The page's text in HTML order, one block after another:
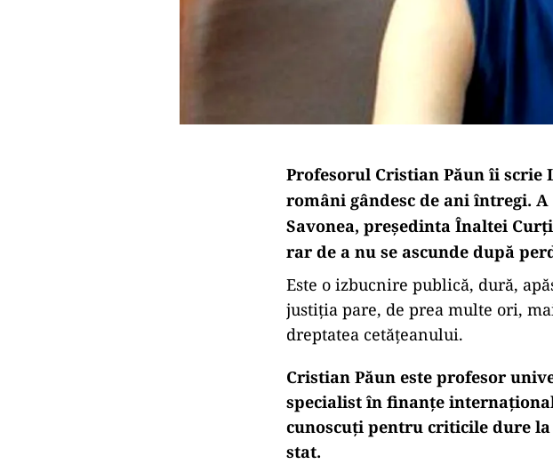
Profesorul Cristian Păun îi scrie
români gândesc de ani întregi.
Savonea, președinta Înaltei
rar de a nu se ascunde după
Este o izbucnire publică, dură,
justiția pare, de prea multe ori,
dreptatea cetățeanului.
Cristian Păun este profesor
specialist în finanțe
cunoscuți pentru criticile dure
stat.